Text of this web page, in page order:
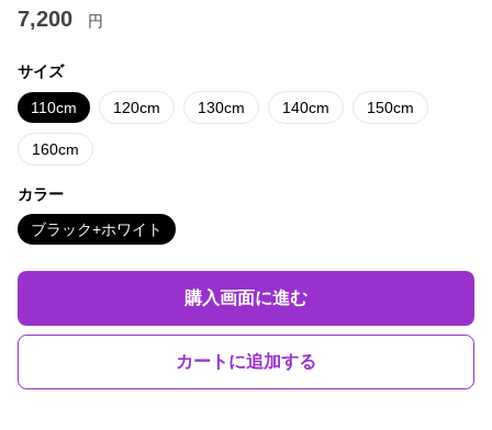
7,200 円
サイズ
110cm 120cm 130cm 140cm 150cm
160cm
カラー
ブラック+ホワイト
購入画面に進む
カートに追加する